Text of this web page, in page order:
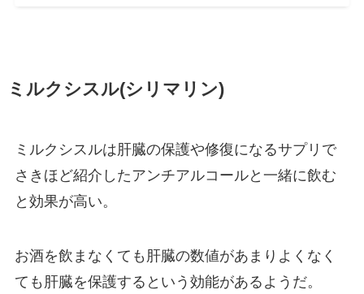
ミルクシスル(シリマリン)
ミルクシスルは肝臓の保護や修復になるサプリで
さきほど紹介したアンチアルコールと一緒に飲む
と効果が高い。
お酒を飲まなくても肝臓の数値があまりよくなく
ても肝臓を保護するという効能があるようだ。